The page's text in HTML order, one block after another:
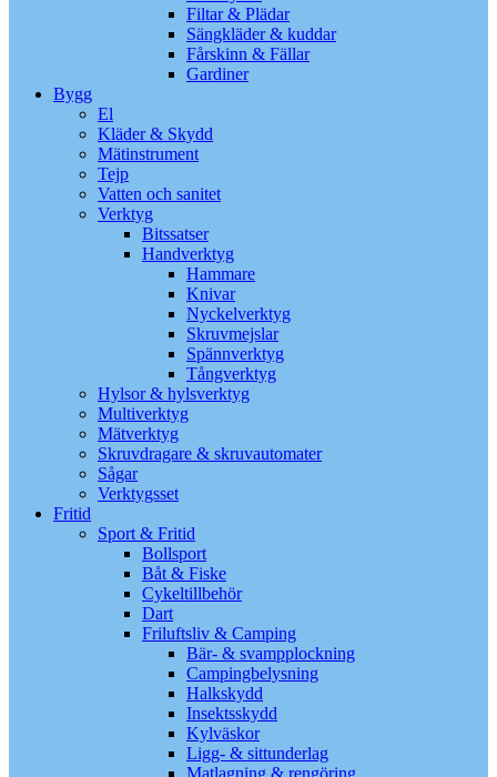
Filtar & Plädar
Sängkläder & kuddar
Fårskinn & Fällar
Gardiner
Bygg
El
Kläder & Skydd
Mätinstrument
Tejp
Vatten och sanitet
Verktyg
Bitssatser
Handverktyg
Hammare
Knivar
Nyckelverktyg
Skruvmejslar
Spännverktyg
Tångverktyg
Hylsor & hylsverktyg
Multiverktyg
Mätverktyg
Skruvdragare & skruvautomater
Sågar
Verktygsset
Fritid
Sport & Fritid
Bollsport
Båt & Fiske
Cykeltillbehör
Dart
Friluftsliv & Camping
Bär- & svampplockning
Campingbelysning
Halkskydd
Insektsskydd
Kylväskor
Ligg- & sittunderlag
Matlagning & rengöring